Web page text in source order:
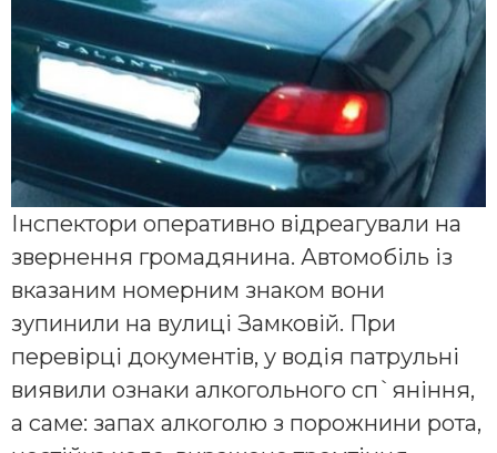
Інспектори оперативно відреагували на
звернення громадянина. Автомобіль із
вказаним номерним знаком вони
зупинили на вулиці Замковій. При
перевірці документів, у водія патрульні
виявили ознаки алкогольного сп`яніння,
а саме: запах алкоголю з порожнини рота,